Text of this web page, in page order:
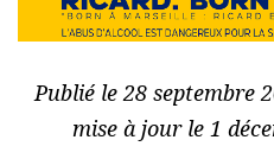
Publié le 28 septembre
mise à jour le 1